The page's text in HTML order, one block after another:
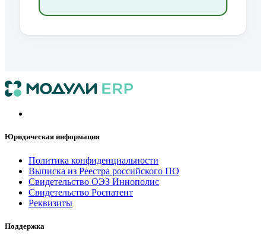
Юридическая информация
Политика конфиденциальнос​​ти
Выписка из Реестра российского ПО
Свидетельство ОЭЗ Иннополис
Свидетельство Роспатент
Реквизиты
Поддержка